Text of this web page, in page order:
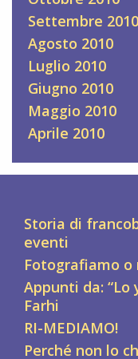
Settembre 2010
Agosto 2010
Luglio 2010
Giugno 2010
Maggio 2010
Aprile 2010
Storia di
eventi
Fotografiamo o
Appunti da: “Lo
Farhi
RI-MEDIAMO!
Perché non lo